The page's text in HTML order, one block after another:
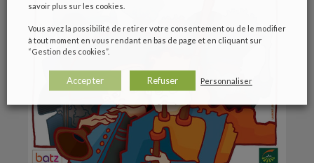
savoir plus sur les cookies.
Vous avez la possibilité de retirer votre consentement ou de le modifier
à tout moment en vous rendant en bas de page et en cliquant sur
“Gestion des cookies”.
Accepter Refuser Personnaliser